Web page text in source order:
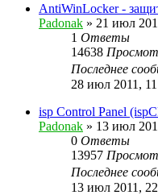
AntiWinLocker -
Padonak » 21 июл
1 Ответы
14638
Последнее
28 июл 2011,
isp Control Panel
Padonak » 13 июл
0 Ответы
13957
Последнее
13 июл 2011,